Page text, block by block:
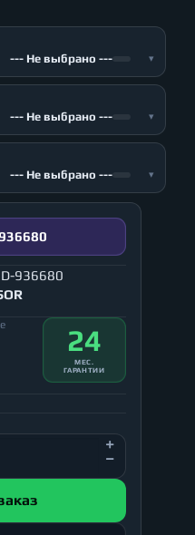
--- Не выбрано --- ▾
--- Не выбрано --- ▾
--- Не выбрано --- ▾
936680
24
МЕС.
ГАРАНТИИ